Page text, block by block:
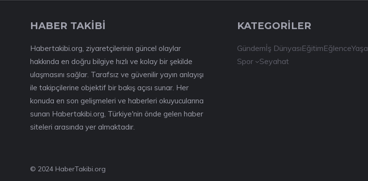
HABER TAKİBİ
Habertakibi.org, ziyaretçilerinin güncel olaylar
hakkında en doğru bilgiye hızlı ve kolay bir şekilde
ulaşmasını sağlar. Tarafsız ve güvenilir yayın anlayışı
ile takipçilerine objektif bir bakış açısı sunar. Her
konuda en son gelişmeleri ve haberleri okuyucularına
sunan Habertakibi.org, Türkiye'nin önde gelen haber
siteleri arasında yer almaktadır.
KATEGORİLER
Gündemİş DünyasıEğitimEğlence
Spor
Seyahat
© 2024 HaberTakibi.org